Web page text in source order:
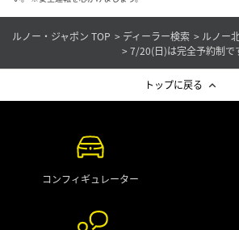
ルノー・ジャポン TOP ディーラー検索 ルノー
7/20(日)は完全予約制で
トップに戻る
コンフィギュレーター